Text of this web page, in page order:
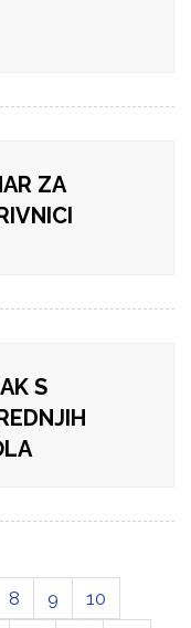
ZA
S
8 9
10